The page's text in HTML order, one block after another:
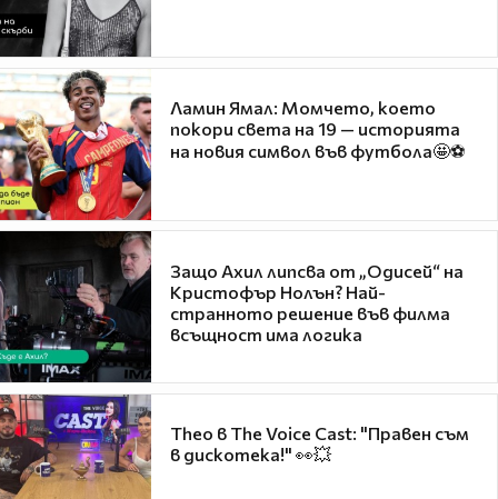
Ламин Ямал: Момчето, което
покори света на 19 — историята
на новия символ във футбола🤩⚽
Защо Ахил липсва от „Одисей“ на
Кристофър Нолън? Най-
странното решение във филма
всъщност има логика
Theo в The Voice Cast: "Правен съм
в дискотека!" 👀💥